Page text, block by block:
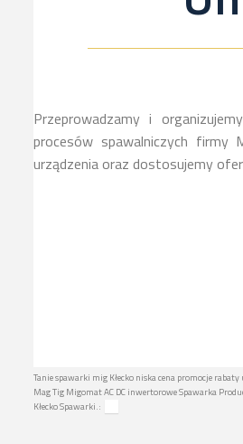
Przeprowadzamy i
procesów spawalniczych firmy
urządzenia oraz dostosujemy
Tanie spawarki mig Kłecko niska cena promocje
Mag Tig Migomat AC DC inwertorowe Spawarka
Kłecko Spawarki.: